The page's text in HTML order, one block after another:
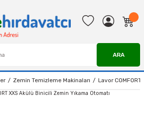
ARA
Zemin Temizleme Makinaları Lavor